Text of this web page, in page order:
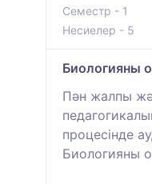
Семестр - 1
Несиелер - 5
Биологияны
Пән жалпы
процесінде
Биологияны